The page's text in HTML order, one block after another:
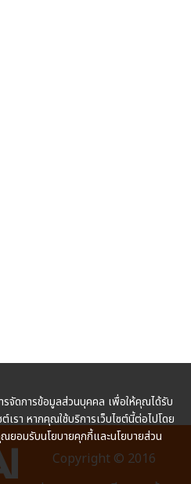
Copyright © 2016
รจัดการข้อมูลส่วนบุคคล เพื่อให้คุณได้รับ
รา หากคุณใช้บริการเว็บไซต์นี้ต่อไปโดย
ยอมรับนโยบายคุกกี้และนโยบายส่วน